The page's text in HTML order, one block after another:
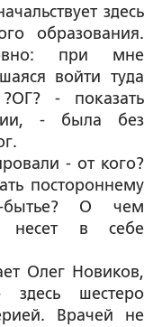
здесь
образования.
при мне
войти туда
- показать
- была без
- от кого?
постороннему
бытье? О чем
несет в себе
Олег Новиков,
здесь шестеро
Врачей не